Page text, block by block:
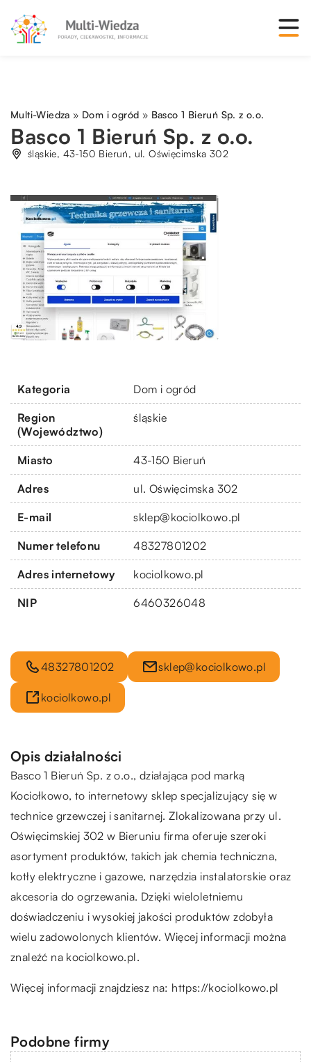
Multi-Wiedza » Dom i ogród » Basco 1 Bieruń Sp. z o.o.
Basco 1 Bieruń Sp. z o.o.
śląskie, 43-150 Bieruń, ul. Oświęcimska 302
Kategoria Dom i ogród
Region
(Województwo)
śląskie
Miasto 43-150 Bieruń
Adres ul. Oświęcimska 302
E-mail sklep@kociolkowo.pl
Numer telefonu 48327801202
Adres internetowy kociolkowo.pl
NIP 6460326048
48327801202 sklep@kociolkowo.pl
kociolkowo.pl
Opis działalności
Basco 1 Bieruń Sp. z o.o., działająca pod marką
Kociołkowo, to internetowy sklep specjalizujący się w
technice grzewczej i sanitarnej. Zlokalizowana przy ul.
Oświęcimskiej 302 w Bieruniu firma oferuje szeroki
asortyment produktów, takich jak chemia techniczna,
kotły elektryczne i gazowe, narzędzia instalatorskie oraz
akcesoria do ogrzewania. Dzięki wieloletniemu
doświadczeniu i wysokiej jakości produktów zdobyła
wielu zadowolonych klientów. Więcej informacji można
znaleźć na kociolkowo.pl.
Więcej informacji znajdziesz na: https://kociolkowo.pl
Podobne firmy